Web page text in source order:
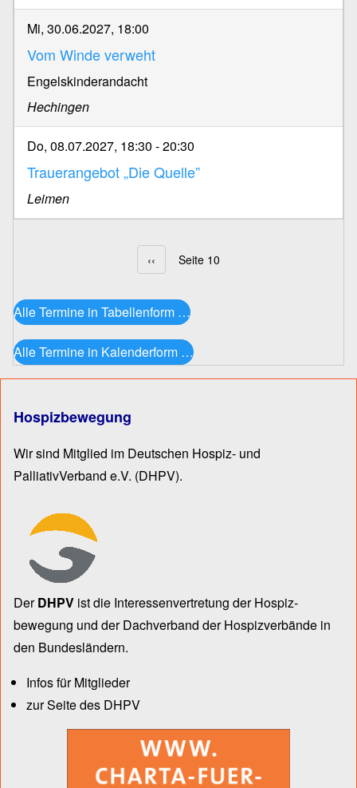
Mi, 30.06.2027, 18:00
Vom Winde verweht
Engelskinderandacht
Hechingen
Do, 08.07.2027, 18:30 -20:30
Trauerangebot „Die Quelle”
Leimen
Vorherige Seite
‹‹ Seite 10
Alle Termine in Tabellenform …
Alle Termine in Kalenderform …
Hospizbewegung
Wir sind Mitglied im Deutschen Hospiz- und
PalliativVerband e.V. (DHPV).
DerDHPV ist die Inter­essen­ver­tre­tung der Hospiz­
bewegung und der Dach­verband der Hospiz­verbände in
den Bun­des­län­dern.
Infos für Mitglieder
zur Seite des DHPV